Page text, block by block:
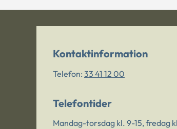
Kontaktinformation
Telefon: 33 41 12 00
Telefontider
Mandag-torsdag kl. 9-15, fredag